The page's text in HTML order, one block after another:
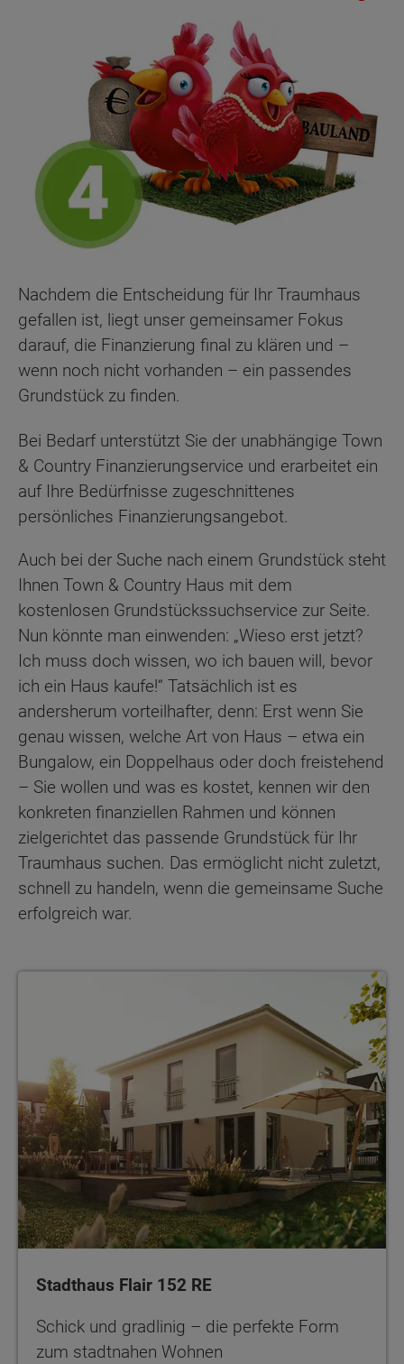
Nachdem die Entscheidung für Ihr Traumhaus
gefallen ist, liegt unser gemeinsamer Fokus
darauf, die Finanzierung final zu klären und –
wenn noch nicht vorhanden – ein passendes
Grundstück zu finden.
Bei Bedarf unterstützt Sie der unabhängige Town
& Country Finanzierungservice und erarbeitet ein
auf Ihre Bedürfnisse zugeschnittenes
persönliches Finanzierungsangebot.
Auch bei der Suche nach einem Grundstück steht
Ihnen Town & Country Haus mit dem
kostenlosen Grundstückssuchservice zur Seite.
Nun könnte man einwenden: „Wieso erst jetzt?
Ich muss doch wissen, wo ich bauen will, bevor
ich ein Haus kaufe!“ Tatsächlich ist es
andersherum vorteilhafter, denn: Erst wenn Sie
genau wissen, welche Art von Haus – etwa ein
Bungalow, ein Doppelhaus oder doch freistehend
– Sie wollen und was es kostet, kennen wir den
konkreten finanziellen Rahmen und können
zielgerichtet das passende Grundstück für Ihr
Traumhaus suchen. Das ermöglicht nicht zuletzt,
schnell zu handeln, wenn die gemeinsame Suche
erfolgreich war.
Stadthaus Flair 152 RE
Schick und gradlinig – die perfekte Form
zum stadtnahen Wohnen